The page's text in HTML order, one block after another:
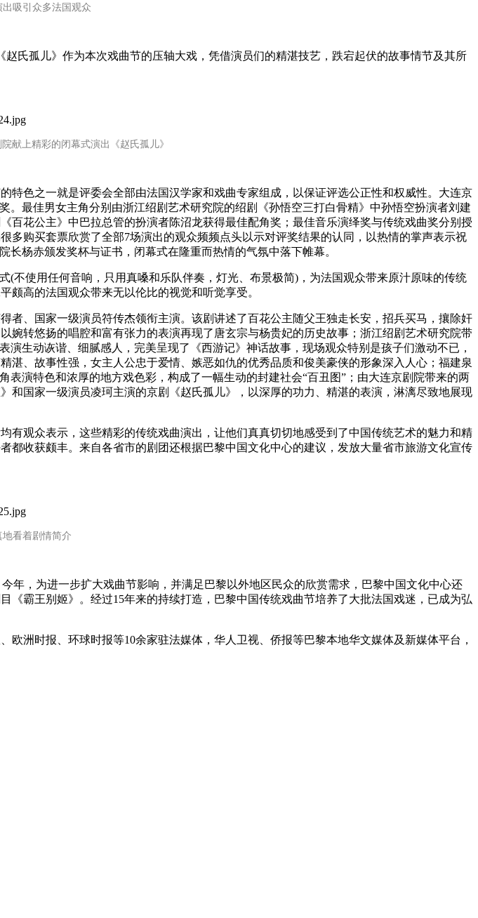
出吸引众多法国观众
孤儿》作为本次戏曲节的压轴大戏，凭借演员们的精湛技艺，跌宕起伏的故事情节及其所
献上精彩的闭幕式演出《赵氏孤儿》
色之一就是评委会全部由法国汉学家和戏曲专家组成，以保证评选公正性和权威性。大连京
最佳男女主角分别由浙江绍剧艺术研究院的绍剧《孙悟空三打白骨精》中孙悟空扮演者刘建
花公主》中巴拉总管的扮演者陈沼龙获得最佳配角奖；最佳音乐演绎奖与传统戏曲奖分别授
购买套票欣赏了全部7场演出的观众频频点头以示对评奖结果的认同，以热情的掌声表示祝
杨赤颁发奖杯与证书，闭幕式在隆重而热情的气氛中落下帷幕。
使用任何音响，只用真嗓和乐队伴奏，灯光、布景极简)，为法国观众带来原汁原味的传统
颇高的法国观众带来无以伦比的视觉和听觉享受。
、国家一级演员符传杰领衔主演。该剧讲述了百花公主随父王独走长安，招兵买马，攘除奸
转悠扬的唱腔和富有张力的表演再现了唐玄宗与杨贵妃的历史故事；浙江绍剧艺术研究院带
生动诙谐、细腻感人，完美呈现了《西游记》神话故事，现场观众特别是孩子们激动不已，
、故事性强，女主人公忠于爱情、嫉恶如仇的优秀品质和俊美豪侠的形象深入人心；福建泉
演特色和浓厚的地方戏色彩，构成了一幅生动的封建社会“百丑图”；由大连京剧院带来的两
国家一级演员凌珂主演的京剧《赵氏孤儿》，以深厚的功力、精湛的表演，淋漓尽致地展现
观众表示，这些精彩的传统戏曲演出，让他们真真切切地感受到了中国传统艺术的魅力和精
收获颇丰。来自各省市的剧团还根据巴黎中国文化中心的建议，发放大量省市旅游文化宣传
地看着剧情简介
，为进一步扩大戏曲节影响，并满足巴黎以外地区民众的欣赏需求，巴黎中国文化中心还
霸王别姬》。经过15年来的持续打造，巴黎中国传统戏曲节培养了大批法国戏迷，已成为弘
时报、环球时报等10余家驻法媒体，华人卫视、侨报等巴黎本地华文媒体及新媒体平台，